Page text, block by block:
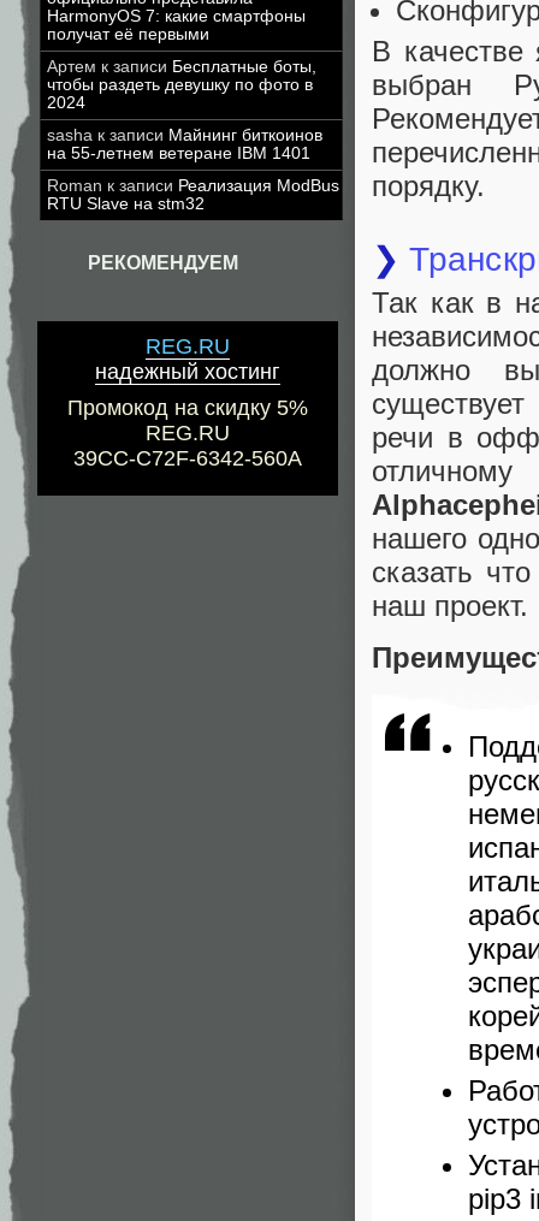
HarmonyOS 7: какие смартфоны
получат её первыми
Артем к записи Бесплатные боты,
чтобы раздеть девушку по фото в
2024
sasha к записи Майнинг биткоинов
на 55-летнем ветеране IBM 1401
Roman к записи Реализация ModBus
RTU Slave на stm32
РЕКОМЕНДУЕМ
REG.RU
надежный хостинг
Промокод на скидку 5%
REG.RU
39CC-C72F-6342-560A
В качестве
выбран
порядку.
❯
Так как в
должно
речи в
нашего
сказать
наш проект.
pip3